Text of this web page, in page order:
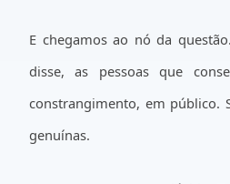
E chegamos ao nó da questão.
disse, as pessoas que
constrangimento, em público.
genuínas.